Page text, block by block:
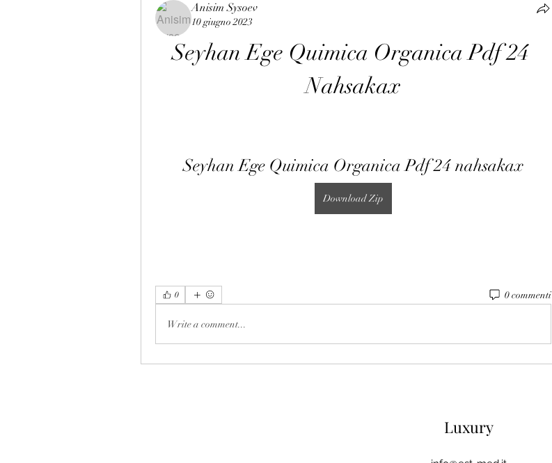
Anisim Sysoev
10 giugno 2023
Seyhan Ege Quimica Organica Pdf 24
Nahsakax
Seyhan Ege Quimica Organica Pdf 24 nahsakax
Download Zip
0 0 commenti
Write a comment...
Luxury